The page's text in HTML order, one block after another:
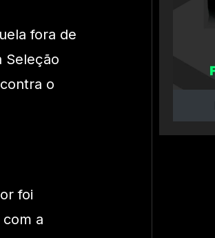
fora de
Seleção
o
foi
a